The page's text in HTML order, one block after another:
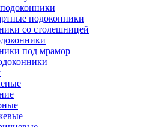
подоконники
со столешницей
под мрамор